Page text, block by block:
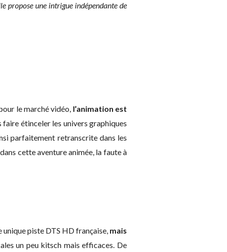
propose une intrigue indépendante de
le marché vidéo, l’animation est
étinceler les univers graphiques
parfaitement retranscrite dans les
cette aventure animée, la faute à
unique piste DTS HD française, mais
un peu kitsch mais efficaces. De